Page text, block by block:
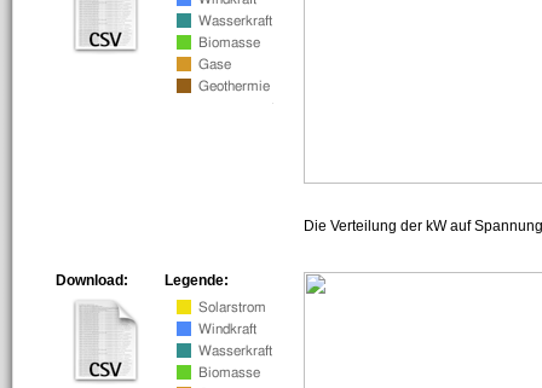
Die Verteilung der kW auf
Legende:
Download: